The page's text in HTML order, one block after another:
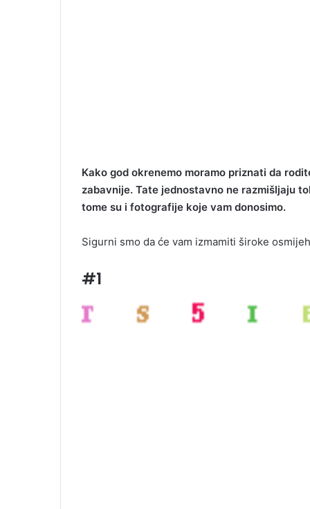
Kako god okrenemo moramo priznati da
zabavnije. Tate jednostavno ne razmišljaju
tome su i fotografije koje vam donosimo.
Sigurni smo da će vam izmamiti široke
#1